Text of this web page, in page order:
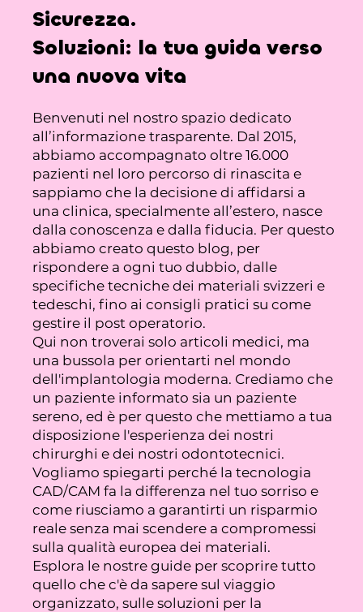
Sicurezza.
Soluzioni: la tua guida verso
una nuova vita
Benvenuti nel nostro spazio dedicato
all’informazione trasparente. Dal 2015,
abbiamo accompagnato oltre 16.000
pazienti nel loro percorso di rinascita e
sappiamo che la decisione di affidarsi a
una clinica, specialmente all’estero, nasce
dalla conoscenza e dalla fiducia. Per questo
abbiamo creato questo blog, per
rispondere a ogni tuo dubbio, dalle
specifiche tecniche dei materiali svizzeri e
tedeschi, fino ai consigli pratici su come
gestire il post operatorio.
Qui non troverai solo articoli medici, ma
una bussola per orientarti nel mondo
dell'implantologia moderna. Crediamo che
un paziente informato sia un paziente
sereno, ed è per questo che mettiamo a tua
disposizione l'esperienza dei nostri
chirurghi e dei nostri odontotecnici.
Vogliamo spiegarti perché la tecnologia
CAD/CAM fa la differenza nel tuo sorriso e
come riusciamo a garantirti un risparmio
reale senza mai scendere a compromessi
sulla qualità europea dei materiali.
Esplora le nostre guide per scoprire tutto
quello che c'è da sapere sul viaggio
organizzato, sulle soluzioni per la